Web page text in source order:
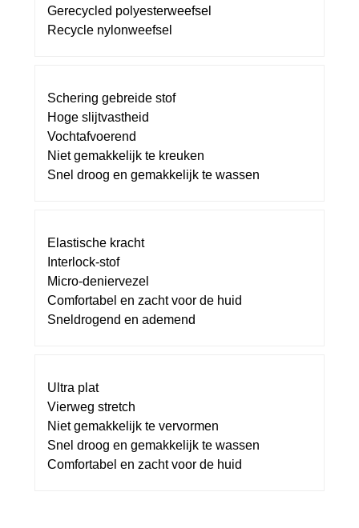
Gerecycled polyesterweefsel
Recycle nylonweefsel
Schering gebreide stof
Hoge slijtvastheid
Vochtafvoerend
Niet gemakkelijk te kreuken
Snel droog en gemakkelijk te wassen
Elastische kracht
Interlock-stof
Micro-deniervezel
Comfortabel en zacht voor de huid
Sneldrogend en ademend
Ultra plat
Vierweg stretch
Niet gemakkelijk te vervormen
Snel droog en gemakkelijk te wassen
Comfortabel en zacht voor de huid